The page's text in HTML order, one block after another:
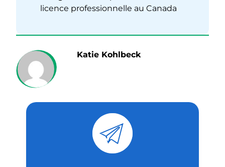
licence professionnelle au Canada
Katie Kohlbeck